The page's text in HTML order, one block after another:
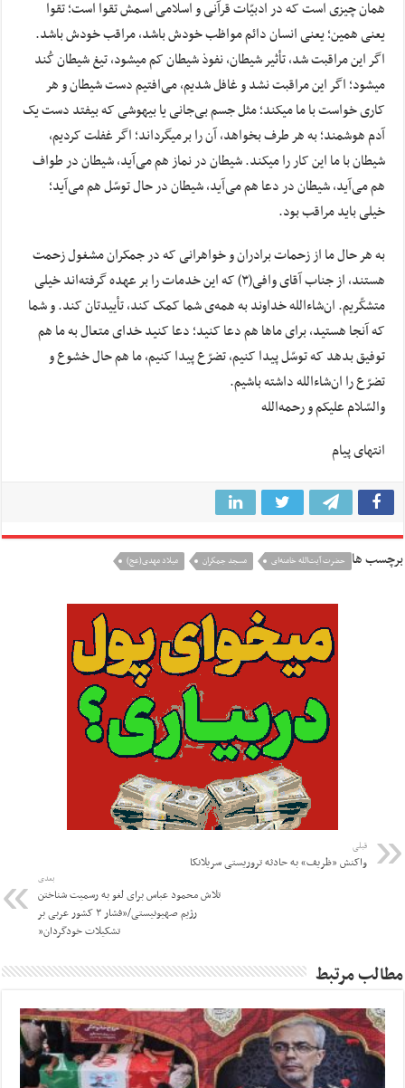
همان چیزی است که در ادبیّات قرآنی و اسلامی اسمش تقوا است؛ تقوا
یعنی همین؛ یعنی انسان دائم مواظب خودش باشد، مراقب خودش باشد.
اگر این مراقبت شد، تأثیر شیطان، نفوذ شیطان کم میشود، تیغ شیطان کُند
میشود؛ اگر این مراقبت نشد و غافل شدیم، می‌‌افتیم دست شیطان و هر
کاری خواست با ما میکند؛ مثل جسم بی‌‌جانی یا بیهوشی که بیفتد دست یک
آدم هوشمند؛ به هر طرف بخواهد، آن را برمیگرداند؛ اگر غفلت کردیم،
شیطان با ما این کار را میکند. شیطان در نماز هم می‌‌آید، شیطان در طواف
هم می‌‌آید، شیطان در دعا هم می‌‌آید، شیطان در حال توسّل هم می‌‌آید؛
خیلی باید مراقب بود.
به ‌هر حال ما از زحمات برادران و خواهرانی که در جمکران مشغول زحمت
هستند، از جناب آقای وافی(۳) که این خدمات را بر عهده گرفته‌اند خیلی
متشکّریم. ان‌شاءالله خداوند به همه‌‌ی شما کمک کند، تأییدتان کند. و شما
که آنجا هستید، برای ماها هم دعا کنید؛ دعا کنید خدای متعال به ما هم
توفیق بدهد که توسّل پیدا کنیم، تضرّع پیدا کنیم، ما هم حال خشوع و
تضرّع را ان‌شاءالله داشته باشیم.
والسّلام علیکم و‌ رحمه‌الله
انتهای پیام
برچسب ها حضرت آيت‌الله خامنه‌ای مسجد جمكران میلاد مهدی(عج)
قبلی
واکنش «ظریف» به حادثه تروریستی سریلانکا
بعدی
تلاش محمود عباس برای لغو به رسمیت شناختن
رژیم صهیونیستی/”فشار ۳ کشور عربی بر
تشکیلات خودگردان”
مطالب مرتبط